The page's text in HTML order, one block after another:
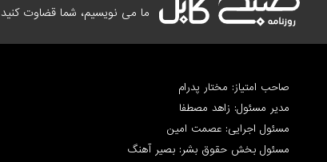
ما می نویسیم، شما قضاوت کنید
صاحب امتیاز: مختار پدرام
مدیر مسئول: زاهد مصطفا
مسئول اجرایی: عصمت امین
مسئول بخش حقوق بشر: بصیر آهنگ